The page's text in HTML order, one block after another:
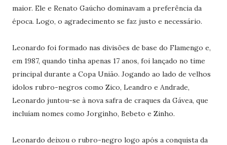
maior. Ele e Renato Gaúcho dominavam a preferência da
época. Logo, o agradecimento se faz justo e necessário.
Leonardo foi formado nas divisões de base do Flamengo e,
em 1987, quando tinha apenas 17 anos, foi lançado no time
principal durante a Copa União. Jogando ao lado de velhos
ídolos rubro-negros como Zico, Leandro e Andrade,
Leonardo juntou-se à nova safra de craques da Gávea, que
incluíam nomes como Jorginho, Bebeto e Zinho.
Leonardo deixou o rubro-negro logo após a conquista da